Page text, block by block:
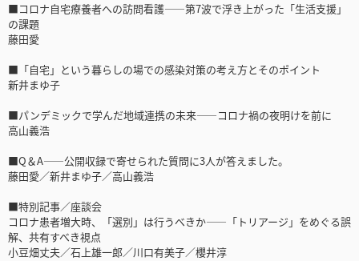
■コロナ自宅療養者への訪問看護――第7波で浮き上がった「生活支援」
の課題
藤田愛
■「自宅」という暮らしの場での感染対策の考え方とそのポイント
新井まゆ子
■パンデミックで学んだ地域連携の未来――コロナ禍の夜明けを前に
高山義浩
■Q＆A――公開収録で寄せられた質問に3人が答えました。
藤田愛／新井まゆ子／高山義浩
■特別記事／座談会
コロナ患者増大時、「選別」は行うべきか――「トリアージ」をめぐる誤
解、共有すべき視点
小豆畑丈夫／石上雄一郎／川口有美子／櫻井淳